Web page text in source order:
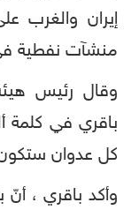
إيران والغرب
منشآت نفطية في
وقال رئيس هيئة
باقري في كلمة
كل عدوان ستكون
وأكد باقري ، أنّ